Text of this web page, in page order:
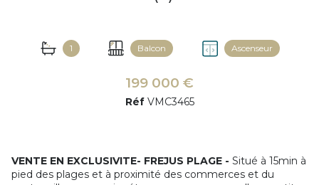
1 Balcon Ascenseur
199 000 €
Réf VMC3465
VENTE EN EXCLUSIVITE- FREJUS PLAGE - Situé à 15min à
pied des plages et à proximité des commerces et du